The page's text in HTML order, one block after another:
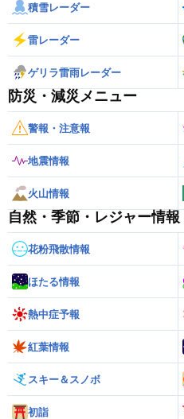
積雪レーダー
雷レーダー
ゲリラ雷雨レーダー
防災・減災メニュー
警報・注意報
地震情報
火山情報
自然・季節・レジャー情報
花粉飛散情報
ほたる情報
熱中症予報
紅葉情報
スキー＆スノボ
初詣